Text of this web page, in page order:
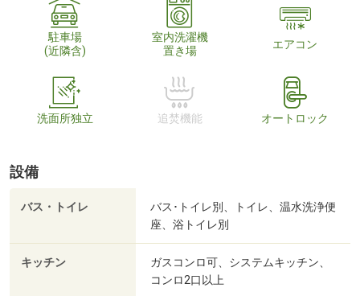
駐車場
(近隣含)
室内洗濯機
置き場
エアコン
洗面所独立 追焚機能 オートロック
設備
バス・トイレ
バス･トイレ別、トイレ、温水洗浄便
座、浴トイレ別
キッチン
ガスコンロ可、システムキッチン、
コンロ2口以上